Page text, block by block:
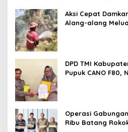
Aksi Cepat
Alang-alang
DPD TMI
Pupuk CANO F80,
Operasi
Ribu Batang